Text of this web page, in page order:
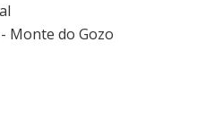
Monte do Gozo